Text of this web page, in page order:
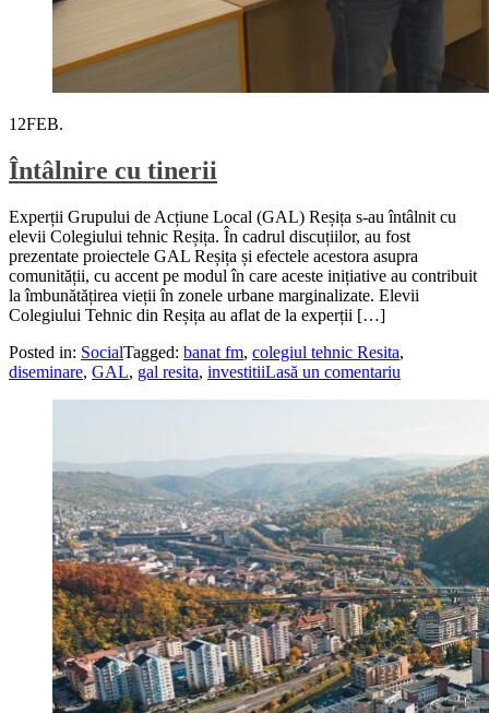
12FEB.
Întâlnire cu tinerii
Experții Grupului de Acțiune Local (GAL) Reșița s-au întâlnit cu
elevii Colegiului tehnic Reșița. În cadrul discuțiilor, au fost
prezentate proiectele GAL Reșița și efectele acestora asupra
comunității, cu accent pe modul în care aceste inițiative au contribuit
la îmbunătățirea vieții în zonele urbane marginalizate. Elevii
Colegiului Tehnic din Reșița au aflat de la experții […]
Posted in: SocialTagged: banat fm, colegiul tehnic Resita,
diseminare, GAL, gal resita, investitiiLasă un comentariu